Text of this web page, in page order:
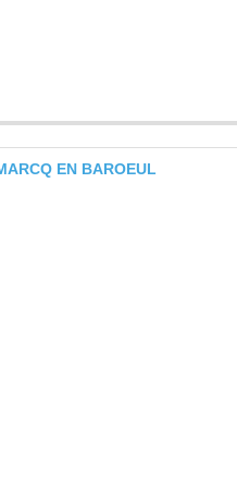
EN BAROEUL